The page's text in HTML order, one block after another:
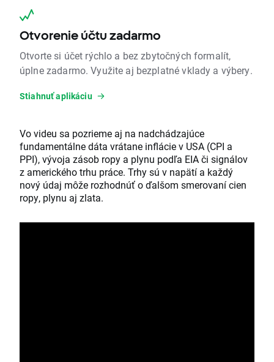
Otvorenie účtu zadarmo
Otvorte si účet rýchlo a bez zbytočných formalít,
úplne zadarmo. Využite aj bezplatné vklady a výbery.
Stiahnuť aplikáciu
Vo videu sa pozrieme aj na nadchádzajúce
fundamentálne dáta vrátane inflácie v USA (CPI a
PPI), vývoja zásob ropy a plynu podľa EIA či signálov
z amerického trhu práce. Trhy sú v napätí a každý
nový údaj môže rozhodnúť o ďalšom smerovaní cien
ropy, plynu aj zlata.